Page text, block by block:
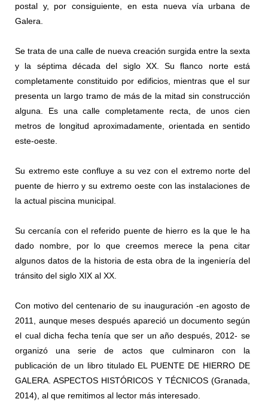
postal y, por consiguiente, en esta nueva vía urbana de
Galera.
Se trata de una calle de nueva creación surgida entre la sexta
y la séptima década del siglo XX. Su flanco norte está
completamente constituido por edificios, mientras que el sur
presenta un largo tramo de más de la mitad sin construcción
alguna. Es una calle completamente recta, de unos cien
metros de longitud aproximadamente, orientada en sentido
este-oeste.
Su extremo este confluye a su vez con el extremo norte del
puente de hierro y su extremo oeste con las instalaciones de
la actual piscina municipal.
Su cercanía con el referido puente de hierro es la que le ha
dado nombre, por lo que creemos merece la pena citar
algunos datos de la historia de esta obra de la ingeniería del
tránsito del siglo XIX al XX.
Con motivo del centenario de su inauguración -en agosto de
2011, aunque meses después apareció un documento según
el cual dicha fecha tenía que ser un año después, 2012- se
organizó una serie de actos que culminaron con la
publicación de un libro titulado EL PUENTE DE HIERRO DE
GALERA. ASPECTOS HISTÓRICOS Y TÉCNICOS (Granada,
2014), al que remitimos al lector más interesado.